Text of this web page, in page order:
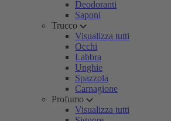
Deodoranti
Saponi
Trucco
Visualizza tutti
Occhi
Labbra
Unghie
Spazzola
Carnagione
Profumo
Visualizza tutti